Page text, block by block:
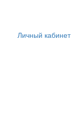
Личный кабинет